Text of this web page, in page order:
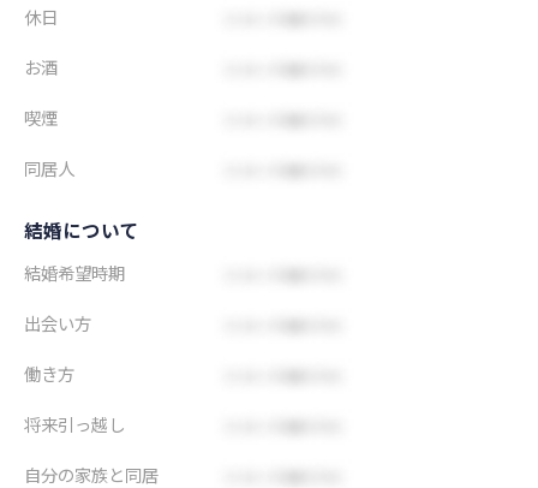
休日
お酒
喫煙
同居人
結婚について
結婚希望時期
出会い方
働き方
将来引っ越し
自分の家族と同居